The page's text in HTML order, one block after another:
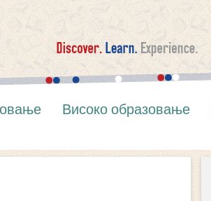
Високо образовање